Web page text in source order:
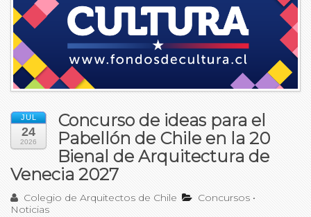
Contacto
Buscar:
JUL
24
2026
Concurso de ideas para el
Pabellón de Chile en la 20
Bienal de Arquitectura de
Venecia 2027
Colegio de Arquitectos de Chile Concursos •
Noticias